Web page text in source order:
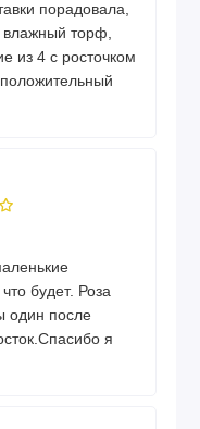
порадовала,
влажный торф,
из 4 с росточком
будет. Роза
один после
я